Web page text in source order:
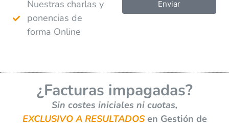
Nuestras charlas y
ponencias de
forma Online
Enviar
r
n
a
t
¿Facturas impagadas?
Sin costes iniciales ni cuotas,
EXCLUSIVO A RESULTADOSen Gestión de